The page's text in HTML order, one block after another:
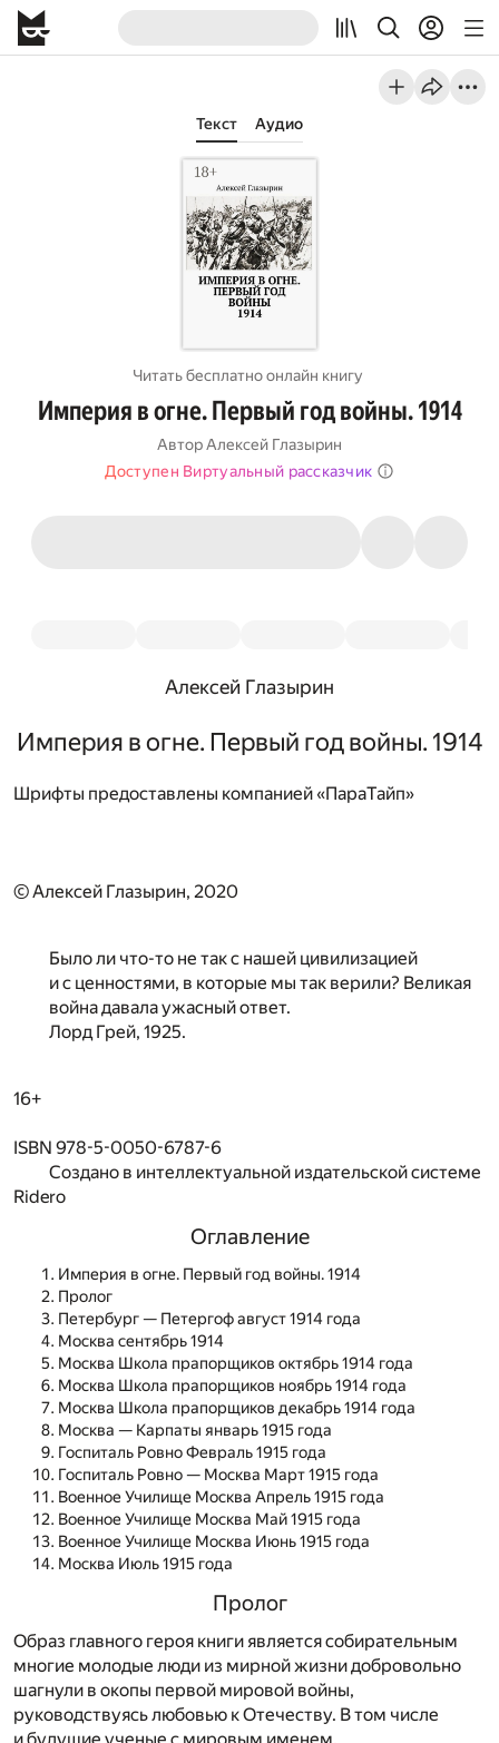
Текст Аудио
Читать бесплатно онлайн книгу
Империя в огне. Первый год войны. 1914
АвторАлексей Глазырин
Доступен Виртуальный рассказчик
Алексей Глазырин
Империя в огне. Первый год войны. 1914
Шрифты предоставлены компанией «ПараТайп»
© Алексей Глазырин, 2020
Было ли что-то не так с нашей цивилизацией
и с ценностями, в которые мы так верили? Великая
война давала ужасный ответ.
Лорд Грей, 1925.
16+
ISBN 978-5-0050-6787-6
Создано в интеллектуальной издательской системе
Ridero
Оглавление
Империя в огне. Первый год войны. 1914
Пролог
Петербург — Петергоф август 1914 года
Москва сентябрь 1914
Москва Школа прапорщиков октябрь 1914 года
Москва Школа прапорщиков ноябрь 1914 года
Москва Школа прапорщиков декабрь 1914 года
Москва — Карпаты январь 1915 года
Госпиталь Ровно Февраль 1915 года
Госпиталь Ровно — Москва Март 1915 года
Военное Училище Москва Апрель 1915 года
Военное Училище Москва Май 1915 года
Военное Училище Москва Июнь 1915 года
Москва Июль 1915 года
Пролог
Образ главного героя книги является собирательным
многие молодые люди из мирной жизни добровольно
шагнули в окопы первой мировой войны,
руководствуясь любовью к Отечеству. В том числе
и будущие ученые с мировым именем.